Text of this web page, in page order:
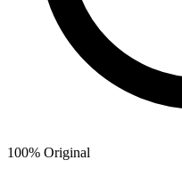
100% Original